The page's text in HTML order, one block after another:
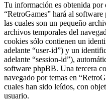
Tu información es obtenida por
“RetroGames” hará al
las cuales son un pequeño
archivos temporales del
cookies sólo contienen un
adelante “user-id”) y un
adelante “session-id”),
software phpBB. Una tercera
navegado por temas en
cuales han sido leídos, con
usuario.